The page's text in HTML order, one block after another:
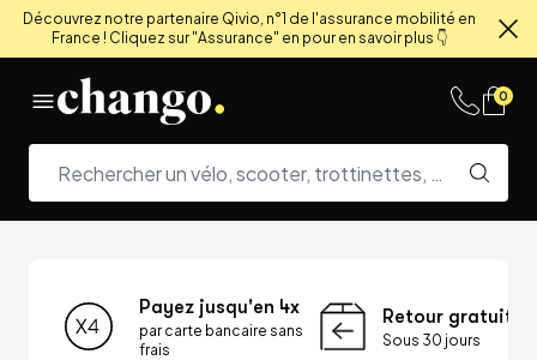
Découvrez notre partenaire Qivio, n°1 de l'assurance mobilité en
France ! Cliquez sur "Assurance" en pour en savoir plus 👇
0
Payez jusqu'en 4x
par carte bancaire sans
frais
Retour gratuit
Sous 30 jours